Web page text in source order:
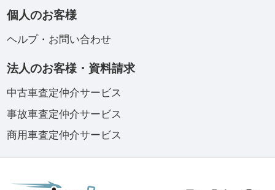
個人のお客様
ヘルプ・お問い合わせ
法人のお客様・資料請求
中古車査定仲介サービス
事故車査定仲介サービス
商用車査定仲介サービス